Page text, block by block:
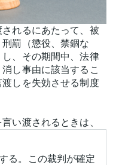
れるにあたって、被
罰（懲役、禁錮な
、その期間中、法律
し事由に該当するこ
しを失効させる制度
い渡されるときは、
る。この裁判が確定